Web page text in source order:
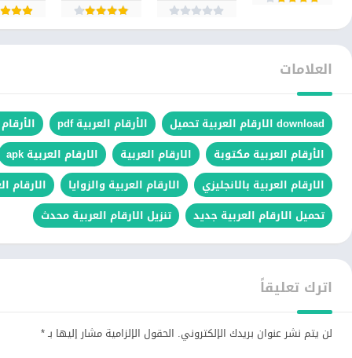
العلامات
download الارقام العربية تحميل الأرقام العربية pdf
الأرقام العربية مكتوبة
الارقام العربية الارقام العربية apk
الارقام العربية بالانجليزي
الارقام العربية والزوايا الارقام
تحميل الارقام العربية جديد
تنزيل الارقام العربية محدث
اترك تعليقاً
لن يتم نشر عنوان بريدك الإلكتروني. الحقول الإلزامية مشار إليها بـ*